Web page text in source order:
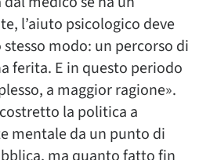
l’aiuto psicologico deve
stesso modo: un percorso di
ferita. E in questo periodo
a maggior ragione».
la politica a
mentale da un punto di